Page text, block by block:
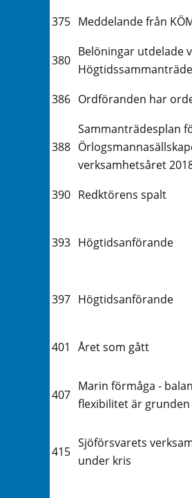
375 Meddelande från
380
Belöningar utdelade
386 Ordföranden har
388
Sammanträdesplan
verksamhetsåret
390 Redktörens spalt
393 Högtidsanförande
397 Högtidsanförande
401
Året som gått
407
Marin förmåga -
flexibilitet är grunden
415
Sjöförsvarets
under kris